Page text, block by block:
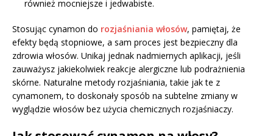
również mocniejsze i jedwabiste.
Stosując cynamon do rozjaśniania włosów, pamiętaj, że
efekty będą stopniowe, a sam proces jest bezpieczny dla
zdrowia włosów. Unikaj jednak nadmiernych aplikacji, jeśli
zauważysz jakiekolwiek reakcje alergiczne lub podrażnienia
skórne. Naturalne metody rozjaśniania, takie jak te z
cynamonem, to doskonały sposób na subtelne zmiany w
wyglądzie włosów bez użycia chemicznych rozjaśniaczy.